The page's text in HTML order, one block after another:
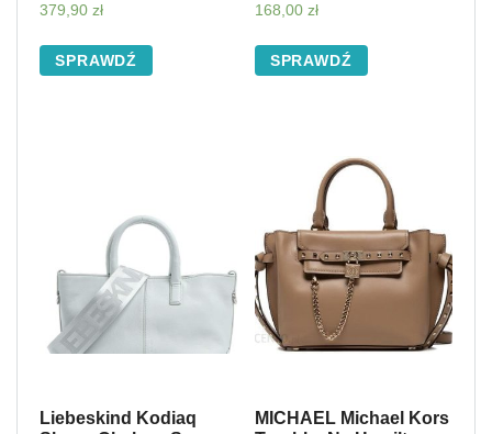
379,90 zł
SPRAWDŹ
168,00 zł
SPRAWDŹ
Liebeskind Kodiaq
MICHAEL Michael Kors